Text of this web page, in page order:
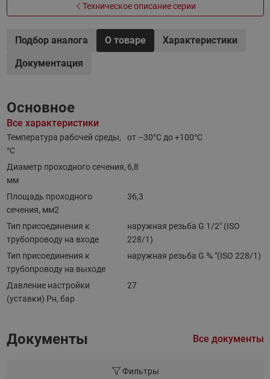
Техническое описание серии
Подбор аналога О товаре
Характеристики
Документация
Основное
Все характеристики
Температура рабочей среды,
°С
от –30°С до +100°С
Диаметр проходного сечения,
мм
6,8
Площадь проходного
сечения, мм2
36,3
Тип присоединения к
трубопроводу на входе
наружная резьба G 1/2" (ISO
228/1)
Тип присоединения к
трубопроводу на выходе
наружная резьба G ¾ "(ISO 228/1)
Давление настройки
(уставки) Pн, бар
27
Документы Все документы
Фильтры